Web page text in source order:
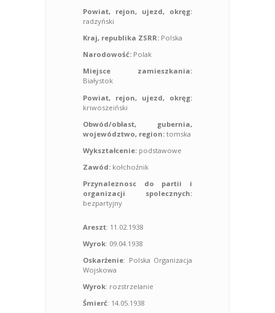
Powiat, rejon, ujezd, okręg:
radzyński
Kraj, republika ZSRR: Polska
Narodowość: Polak
Miejsce zamieszkania:
Białystok
Powiat, rejon, ujezd, okręg:
kriwoszeiński
Obwód/obłast, gubernia,
województwo, region: tomska
Wykształcenie: podstawowe
Zawód: kołchoźnik
Przynaleznosc do partii i
organizacji spolecznych:
bezpartyjny
Areszt: 11.02.1938
Wyrok: 09.04.1938
Oskarżenie: Polska Organizacja
Wojskowa
Wyrok: rozstrzelanie
Śmierć: 14.05.1938